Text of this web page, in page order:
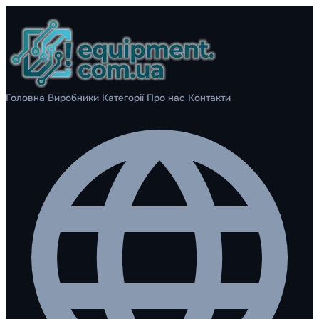
Головна Виробники Категорії Про нас Контакти